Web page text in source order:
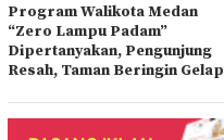
Program Walikota Medan
“Zero Lampu Padam”
Dipertanyakan, Pengunjung
Resah, Taman Beringin Gelap